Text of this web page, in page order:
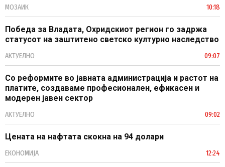
МОЗАИК 10:18
Победа за Владата, Охридскиот регион го задржа
статусот на заштитено светско културно наследство
АКТУЕЛНО 09:07
Со реформите во јавната администрација и растот на
платите, создаваме професионален, ефикасен и
модерен јавен сектор
АКТУЕЛНО 09:02
Цената на нафтата скокна на 94 долари
ЕКОНОМИЈА 12:24